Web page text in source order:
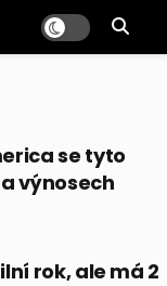
se tyto
výnosech
rok, ale má 2